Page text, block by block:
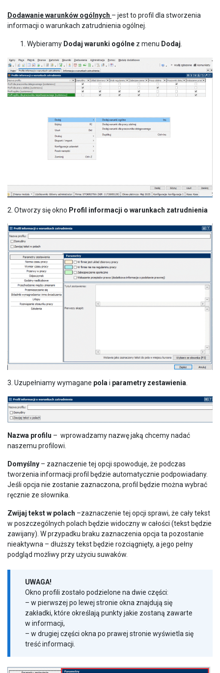
Dodawanie warunków ogólnych – jest to profil dla stworzenia
informacji o warunkach zatrudnienia ogólnej.
Wybieramy Dodaj warunki ogólne z menu Dodaj
2. Otworzy się okno Profil informacji o warunkach zatrudnienia
3. Uzupełniamy wymagane pola i parametry zestawienia
Nazwa profilu – wprowadzamy nazwę jaką chcemy nadać
naszemu profilowi.
Domyślny – zaznaczenie tej opcji spowoduje, że podczas
tworzenia informacji profil będzie automatycznie podpowiadany.
Jeśli opcja nie zostanie zaznaczona, profil będzie można wybrać
ręcznie ze słownika.
Zwijaj tekst w polach –zaznaczenie tej opcji sprawi, że cały tekst
w poszczególnych polach będzie widoczny w całości (tekst będzie
zawijany). W przypadku braku zaznaczenia opcja ta pozostanie
nieaktywna – dłuższy tekst będzie rozciągnięty, a jego pełny
podgląd możliwy przy użyciu suwaków.
UWAGA!
Okno profili zostało podzielone na dwie części:
– w pierwszej po lewej stronie okna znajdują się
zakładki, które określają punkty jakie zostaną zawarte
w informacji,
– w drugiej części okna po prawej stronie wyświetla się
treść informacji.